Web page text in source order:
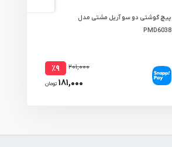
پیچ گوشتی دو سو آریل مشتی مدل
PMD6038
۲۰۱,۰۰۰ ٪۹
۱۸۱,۰۰۰ تومان